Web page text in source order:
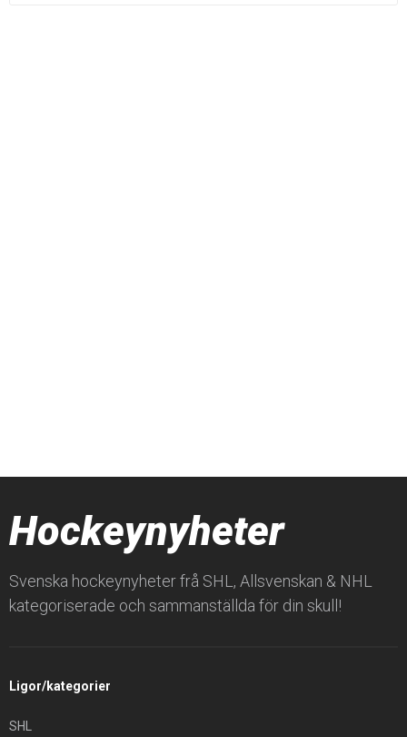
Hockeynyheter
Svenska hockeynyheter frå SHL, Allsvenskan & NHL
kategoriserade och sammanställda för din skull!
Ligor/kategorier
SHL